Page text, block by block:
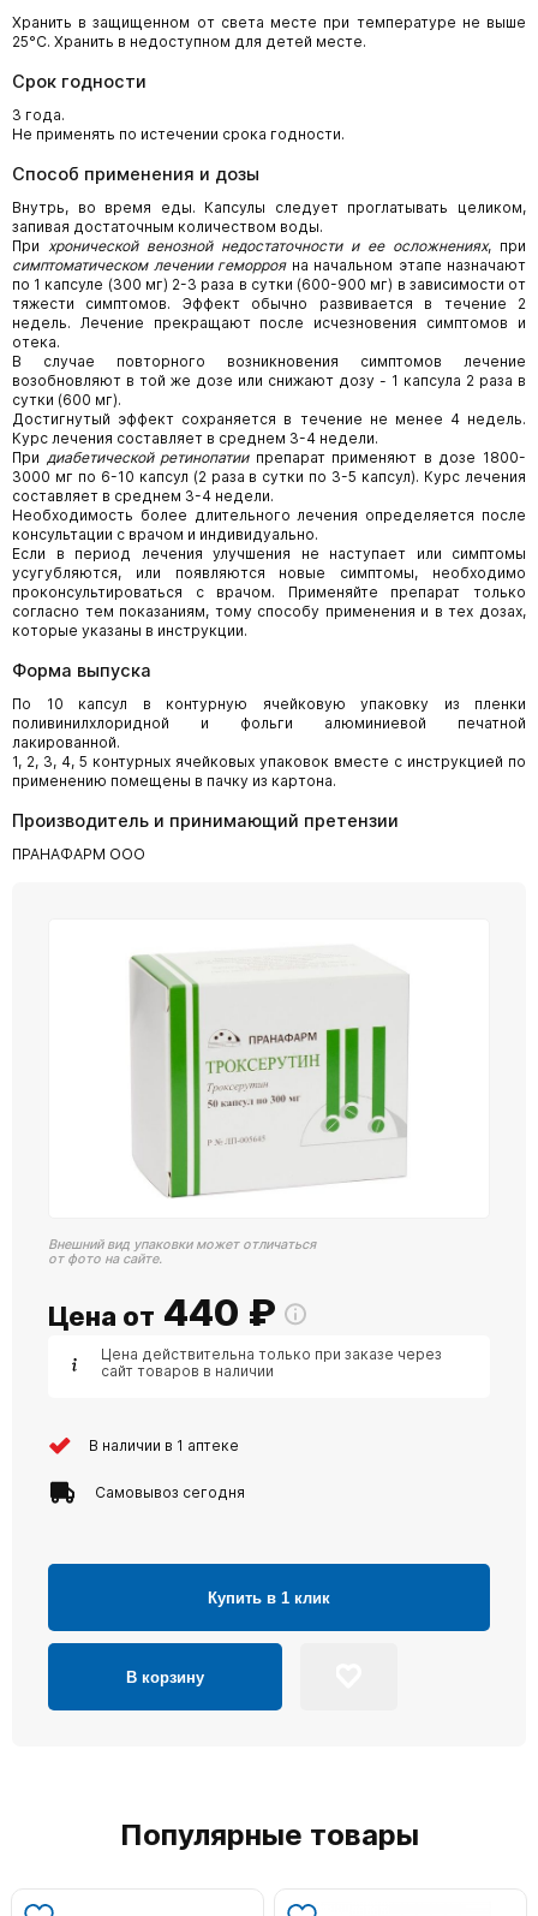
Хранить в защищенном от света месте при температуре не выше
25°С. Хранить в недоступном для детей месте.
Срок годности
3 года.
Не применять по истечении срока годности.
Способ применения и дозы
Внутрь, во время еды. Капсулы следует проглатывать целиком,
запивая достаточным количеством воды.
При хронической венозной недостаточности и ее осложнениях, при
симптоматическом лечении геморрояна начальном этапе назначают
по 1 капсуле (300 мг) 2-3 раза в сутки (600-900 мг) в зависимости от
тяжести симптомов. Эффект обычно развивается в течение 2
недель. Лечение прекращают после исчезновения симптомов и
отека.
В случае повторного возникновения симптомов лечение
возобновляют в той же дозе или снижают дозу - 1 капсула 2 раза в
сутки (600 мг).
Достигнутый эффект сохраняется в течение не менее 4 недель.
Курс лечения составляет в среднем 3-4 недели.
При диабетической ретинопатиипрепарат применяют в дозе 1800-
3000 мг по 6-10 капсул (2 раза в сутки по 3-5 капсул). Курс лечения
составляет в среднем 3-4 недели.
Необходимость более длительного лечения определяется после
консультации с врачом и индивидуально.
Если в период лечения улучшения не наступает или симптомы
усугубляются, или появляются новые симптомы, необходимо
проконсультироваться с врачом. Применяйте препарат только
согласно тем показаниям, тому способу применения и в тех дозах,
которые указаны в инструкции.
Форма выпуска
По 10 капсул в контурную ячейковую упаковку из пленки
поливинилхлоридной и фольги алюминиевой печатной
лакированной.
1, 2, 3, 4, 5 контурных ячейковых упаковок вместе с инструкцией по
применению помещены в пачку из картона.
Производитель и принимающий претензии
ПРАНАФАРМ ООО
Внешний вид упаковки может отличаться
от фото на сайте.
Цена от 440 ₽
Цена действительна только при заказе через
сайт товаров в наличии
В наличии в 1 аптеке
Самовывоз сегодня
Купить в 1 клик
В корзину
Популярные товары